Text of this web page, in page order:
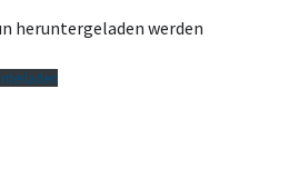
heruntergeladen werden